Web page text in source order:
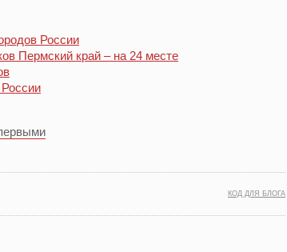
России
Пермский край – на 24 месте
КОД ДЛЯ БЛОГА